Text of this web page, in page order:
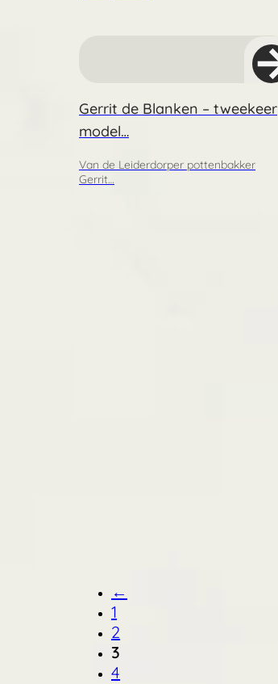
Gerrit de Blanken – tweekeer
model…
Van de Leiderdorper pottenbakker
Gerrit…
←
1
2
3
4